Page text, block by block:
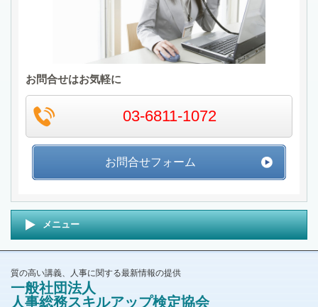
お問合せはお気軽に
03-6811-1072
お問合せフォーム
メニュー
質の高い講義、人事に関する最新情報の提供
一般社団法人
人事総務スキルアップ検定協会